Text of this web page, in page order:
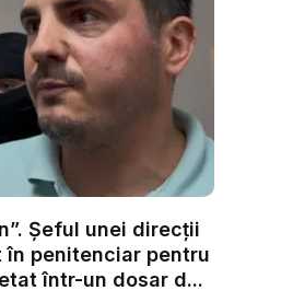
Șeful unei direcții
în penitenciar pentru
într-un dosar d...